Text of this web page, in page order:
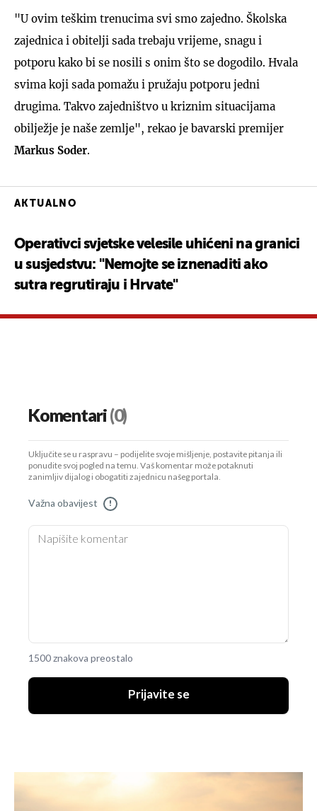
"U ovim teškim trenucima svi smo zajedno. Školska
zajednica i obitelji sada trebaju vrijeme, snagu i
potporu kako bi se nosili s onim što se dogodilo. Hvala
svima koji sada pomažu i pružaju potporu jedni
drugima. Takvo zajedništvo u kriznim situacijama
obilježje je naše zemlje", rekao je bavarski premijer
Markus Soder.
AKTUALNO
Operativci svjetske velesile uhićeni na granici
u susjedstvu: "Nemojte se iznenaditi ako
sutra regrutiraju i Hrvate"
Komentari(0)
Uključite se u raspravu – podijelite svoje mišljenje, postavite pitanja ili
ponudite svoj pogled na temu. Vaš komentar može potaknuti
zanimljiv dijalog i obogatiti zajednicu našeg portala.
Važna obavijest !
1500 znakova preostalo
Prijavite se